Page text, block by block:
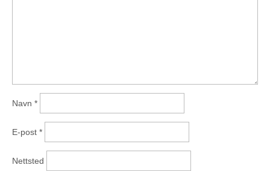
Navn *
E-post *
Nettsted